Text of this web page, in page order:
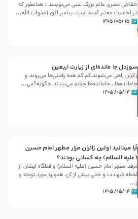
خفاجی مصری عالم بزرگ سنی می‌نویسد : همانطور که
در احادیث معتبر آمده است، پیامبر اکرم (صلوات اللّه...
۱۵ /۰۵/ ۱۴۰۵
سوزدل جا مانده‌ای از زیارت اربعین
زائران راهی می‌شوند،کم‌ کم همه رفتنی‌ها می‌روند و
جامانده‌ها…جامانده‌ها چشم می‌بندند.چگونه؟می‌...
۱۴ /۰۵/ ۱۴۰۵
آیا میدانید اولین زائران مزار مطهر امام حسین
(علیه السلام) چه کسانی بودند؟
مرقد مطهر امام حسین (علیه السلام) و قتلگاه ایشان از
لحظه شهادت و حتی پیش از آن، همواره مورد توجه و
ز...
۱۴ /۰۵/ ۱۴۰۵